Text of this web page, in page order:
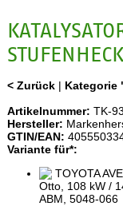
< Zurück| Kategorie
Artikelnummer: TK-
Hersteller:
GTIN/EAN:
Variante für*:
TOYOTA
Otto, 108 kW /
ABM, 5048-066